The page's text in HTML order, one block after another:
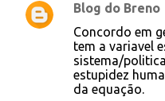
Blog do Breno
Concordo em
tem a variavel
sistema/
estupidez
da equação.